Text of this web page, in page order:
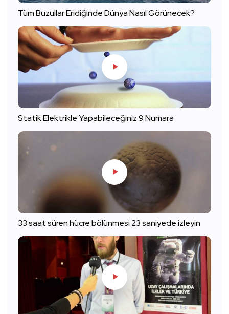
Tüm Buzullar Eridiğinde Dünya Nasıl Görünecek?
Statik Elektrikle Yapabileceğiniz 9 Numara
33 saat süren hücre bölünmesi 23 saniyede izleyin